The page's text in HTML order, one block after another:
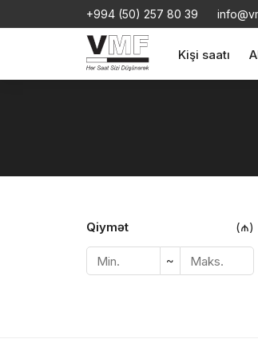
+994 (50) 257 80 39
Kişi saatı
Qiymət (₼)
~